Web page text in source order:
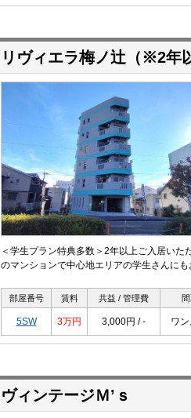
リヴィエラ梅ノ辻（※2年
＜学生プラン特典多数＞2年以上ご入居い
のマンションで中心地エリアの学生さんに
部屋番号 賃料 共益 / 管理費 間
5SW 3万円 3,000円 / - ワ
ヴィンテージＭ’ｓ